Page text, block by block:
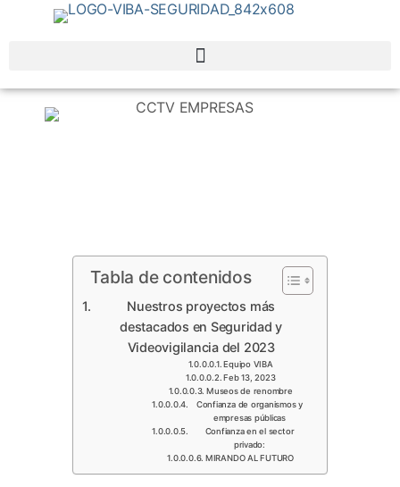
Tabla de contenidos
Nuestros proyectos más
destacados en Seguridad y
Videovigilancia del 2023
Equipo VIBA
Feb 13, 2023
Museos de renombre
Confianza de organismos y
empresas públicas
Confianza en el sector
privado:
MIRANDO AL FUTURO